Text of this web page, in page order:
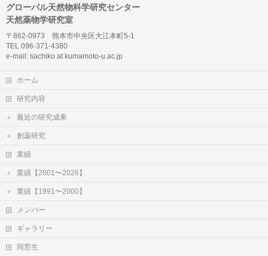
グローバル天然物科学研究センター
天然薬物学研究室
〒862-0973 熊本市中央区大江本町5-1
TEL 096-371-4380
e-mail: sachiko at kumamoto-u.ac.jp
ホーム
研究内容
最近の研究成果
創薬研究
業績
業績【2001〜2026】
業績【1991〜2000】
メンバー
ギャラリー
同窓生